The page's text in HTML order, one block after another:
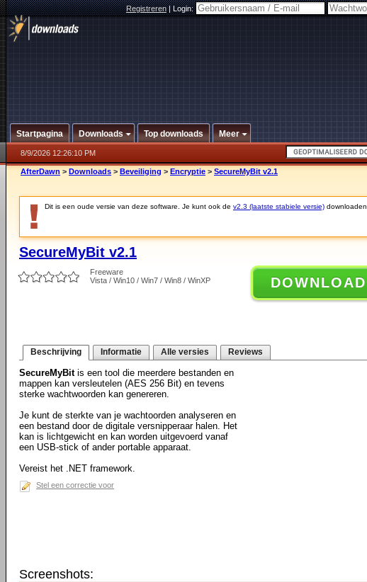
Registreren|Login:
Startpagina Downloads Top downloads Meer
8/9/2026 12:26:10 PM
AfterDawn > Downloads > Beveiliging > Encryptie > SecureMyBit v2.1
Dit is een oude versie van deze software. Je kunt ook de v2.3 (laatste stabiele versie) downloaden.
SecureMyBit v2.1
Freeware
Vista / Win10 / Win7 / Win8 / WinXP
DOWNLOAD
Beschrijving Informatie Alle versies Reviews
SecureMyBitis een tool die meerdere bestanden en
mappen kan versleutelen (AES 256 Bit) en tevens
sterke wachtwoorden kan genereren.
Je kunt de sterkte van je wachtoorden analyseren en
een bestand door de digitale versnipperaar halen. Het
kan is lichtgewicht en kan worden uitgevoerd vanaf
een USB-stick of ander portable apparaat.
Vereist het .NET framework.
Stel een correctie voor
Screenshots: